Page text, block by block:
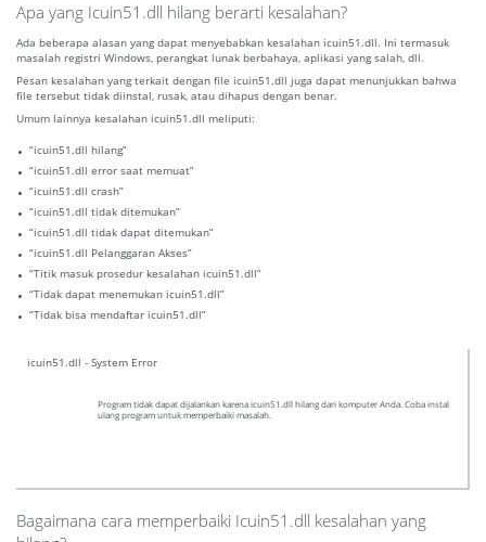
Apa yang Icuin51.dll hilang berarti kesalahan?
Ada beberapa alasan yang dapat menyebabkan kesalahan icuin51.dll. Ini termasuk
masalah registri Windows, perangkat lunak berbahaya, aplikasi yang salah, dll.
Pesan kesalahan yang terkait dengan file icuin51.dll juga dapat menunjukkan bahwa
file tersebut tidak diinstal, rusak, atau dihapus dengan benar.
Umum lainnya kesalahan icuin51.dll meliputi:
“icuin51.dll hilang”
“icuin51.dll error saat memuat”
“icuin51.dll crash”
“icuin51.dll tidak ditemukan”
“icuin51.dll tidak dapat ditemukan”
“icuin51.dll Pelanggaran Akses”
“Titik masuk prosedur kesalahan icuin51.dll”
“Tidak dapat menemukan icuin51.dll”
“Tidak bisa mendaftar icuin51.dll”
icuin51.dll - System Error
Program tidak dapat dijalankan karena icuin51.dll hilang dari komputer Anda. Coba instal
ulang program untuk memperbaiki masalah.
Bagaimana cara memperbaiki Icuin51.dll kesalahan yang